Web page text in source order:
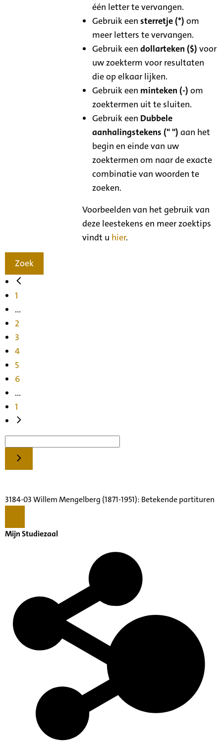
één letter te vervangen.
Gebruik eensterretje (*) om
meer letters te vervangen.
Gebruik eendollarteken ($) voor
uw zoekterm voor resultaten
die op elkaar lijken.
Gebruik een minteken (-) om
zoektermen uit te sluiten.
Gebruik een Dubbele
aanhalingstekens (" ") aan het
begin en einde van uw
zoektermen om naar de exacte
combinatie van woorden te
zoeken.
Voorbeelden van het gebruik van
deze leestekens en meer zoektips
vindt u hier.
Zoek
1
...
2
3
4
5
6
...
1
3184-03 Willem Mengelberg (1871-1951): Betekende partituren
Mijn Studiezaal